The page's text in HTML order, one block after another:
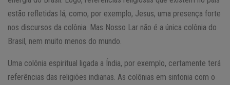
estão refletidas lá, como, por exemplo, Jesus, uma presença forte
nos discursos da colônia. Mas Nosso Lar não é a única colônia do
Brasil, nem muito menos do mundo.
Uma colônia espiritual ligada a Índia, por exemplo, certamente terá
referências das religiões indianas. As colônias em sintonia com o